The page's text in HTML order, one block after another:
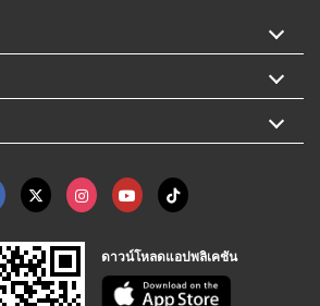
ดาวน์โหลดแอปพลิเคชัน